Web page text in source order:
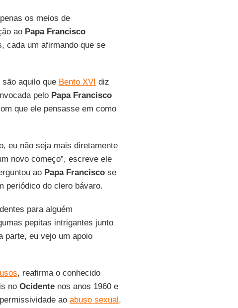
os meios de
ao Papa Francisco
cada um afirmando que se
aquilo que Bento XVI diz
pelo Papa Francisco
que ele pensasse em como
eu não seja mais diretamente
novo começo”, escreve ele
ao Papa Franciscose
periódico do clero bávaro.
para alguém
pepitas intrigantes junto
parte, eu vejo um apoio
, reafirma o conhecido
noOcidentenos anos 1960 e
ao abuso sexual,